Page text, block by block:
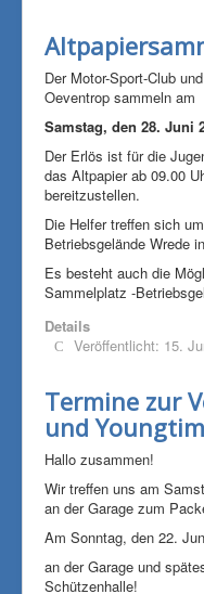
Der Motor-Sport-Club
Oeventrop sammeln am
Samstag, den 28. Juni
Der Erlös ist für die
das Altpapier ab 09.00
bereitzustellen.
Die Helfer treffen sich
Betriebsgelände Wrede
Es besteht auch die
Sammelplatz -
Details
Veröffentlicht: 15.
Termine zur
und
Hallo zusammen!
Wir treffen uns am
an der Garage zum
Am Sonntag, den 22.
an der Garage und
Schützenhalle!